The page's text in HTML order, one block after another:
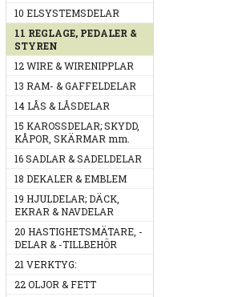
10 ELSYSTEMSDELAR
11 REGLAGE, PEDALER &
STYREN
12 WIRE & WIRENIPPLAR
13 RAM- & GAFFELDELAR
14 LÅS & LÅSDELAR
15 KAROSSDELAR; SKYDD,
KÅPOR, SKÄRMAR mm.
16 SADLAR & SADELDELAR
18 DEKALER & EMBLEM
19 HJULDELAR; DÄCK,
EKRAR & NAVDELAR
20 HASTIGHETSMÄTARE, -
DELAR & -TILLBEHÖR
21 VERKTYG:
22 OLJOR & FETT